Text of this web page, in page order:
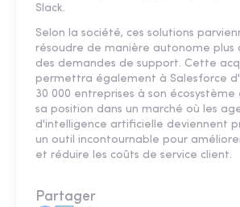
Slack.
Selon la société, ces solutions
résoudre de manière autonome plus
des demandes de support. Cette
permettra également à Salesforce
30 000 entreprises à son
sa position dans un marché où les
d'intelligence artificielle deviennent
un outil incontournable pour
et réduire les coûts de service client.
Partager